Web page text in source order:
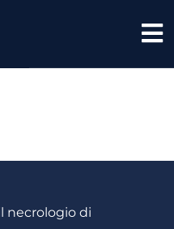
necrologio di